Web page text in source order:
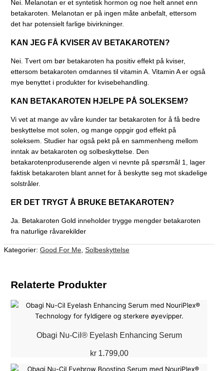
Nei. Melanotan er et syntetisk hormon og noe helt annet enn
betakaroten. Melanotan er på ingen måte anbefalt, ettersom
det har potensielt farlige bivirkninger.
KAN JEG FÅ KVISER AV BETAKAROTEN?
Nei. Tvert om bør betakaroten ha positiv effekt på kviser,
ettersom betakaroten omdannes til vitamin A. Vitamin A er også
mye benyttet i produkter for kvisebehandling.
KAN BETAKAROTEN HJELPE PÅ SOLEKSEM?
Vi vet at mange av våre kunder tar betakaroten for å få bedre
beskyttelse mot solen, og mange oppgir god effekt på
soleksem. Studier har også pekt på en sammenheng mellom
inntak av betakaroten og solbeskyttelse. Den
betakarotenproduserende algen vi nevnte på spørsmål 1, lager
faktisk betakaroten blant annet for å beskytte seg mot skadelige
solstråler.
ER DET TRYGT Å BRUKE BETAKAROTEN?
Ja. Betakaroten Gold inneholder trygge mengder betakaroten
fra naturlige råvarekilder
Kategorier: Good For Me Solbeskyttelse
Relaterte Produkter
Obagi Nu-Cil® Eyelash Enhancing Serum
kr1.799,00